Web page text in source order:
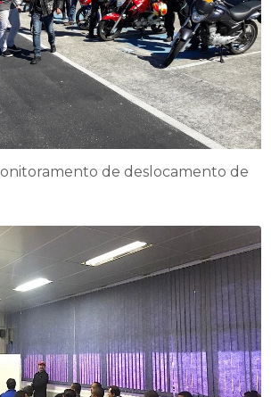
de deslocamento de